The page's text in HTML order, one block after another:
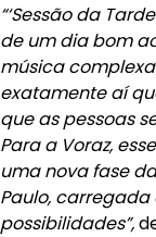
“‘Sessão da
de um dia bom
música
exatamente aí
que as pessoas
Para a Voraz,
uma nova fase
Paulo, carregada
possibilidades”,